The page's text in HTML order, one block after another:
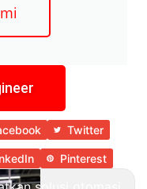
Twitter
Pinterest